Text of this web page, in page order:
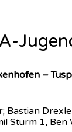
–
Bastian
Sturm 1, Ben